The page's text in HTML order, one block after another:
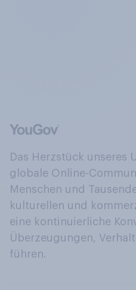
Das Herzstück unseres
globale Online-
Menschen und
kulturellen und
eine kontinuierliche
Überzeugungen,
führen.